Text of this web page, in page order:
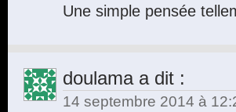
Une simple pensée
doulamaa dit :
14 septembre 2014 à